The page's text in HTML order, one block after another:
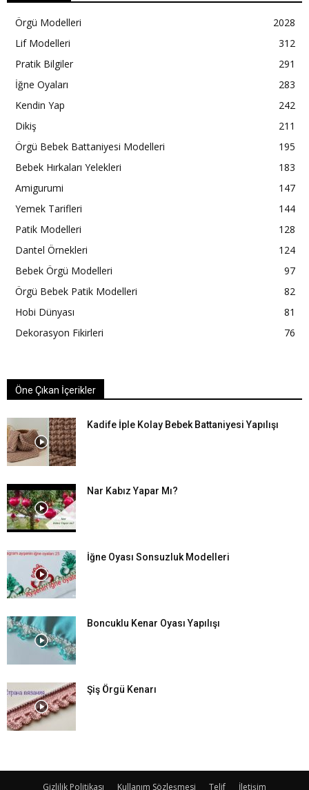
Örgü Modelleri
2028
Lif Modelleri
312
Pratik Bilgiler
291
İğne Oyaları
283
Kendin Yap
242
Dikiş
211
Örgü Bebek Battaniyesi Modelleri
195
Bebek Hırkaları Yelekleri
183
Amigurumi
147
Yemek Tarifleri
144
Patik Modelleri
128
Dantel Örnekleri
124
Bebek Örgü Modelleri
97
Örgü Bebek Patik Modelleri
82
Hobi Dünyası
81
Dekorasyon Fikirleri
76
Öne Çıkan İçerikler
Kadife İple Kolay Bebek Battaniyesi Yapılışı
Nar Kabız Yapar Mı?
İğne Oyası Sonsuzluk Modelleri
Boncuklu Kenar Oyası Yapılışı
Şiş Örgü Kenarı
Gizlilik Politikası Kullanım Sözleşmesi Telif İletişim